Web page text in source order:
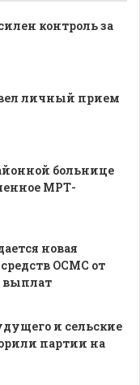
контроль за
личный прием
больнице
МРТ-
новая
ОСМС от
выплат
и сельские
партии на